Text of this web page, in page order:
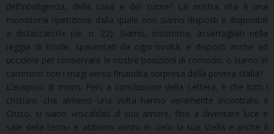
dell’intelligenza, della casa e del cuore? La nostra vita è una
monotona ripetizione dalla quale non siamo disposti e disponibili
a distaccarci?» (ivi, n. 22). Siamo, insomma, asserragliati nella
reggia di Erode, spaventati da ogni novità, e disposti anche ad
uccidere per conservare le nostre posizioni di comodo; o siamo in
cammino con i magi verso l’inaudita sorpresa della povera stalla?
L’auspicio di mons. Peri, a conclusione della Lettera, è che tutti i
cristiani, che almeno una volta hanno veramente incontrato il
Cristo, si siano «riscaldati al suo amore, fino a diventare luce e
sale della terra» e abbiano «visto in cielo la sua stella e anche il